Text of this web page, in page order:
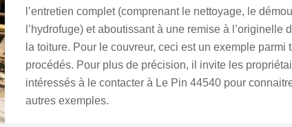
l’entretien complet (comprenant le nettoyage, le
l’hydrofuge) et aboutissant à une remise à l’originelle
la toiture. Pour le couvreur, ceci est un exemple parmi
procédés. Pour plus de précision, il invite les
intéressés à le contacter à Le Pin 44540 pour
autres exemples.